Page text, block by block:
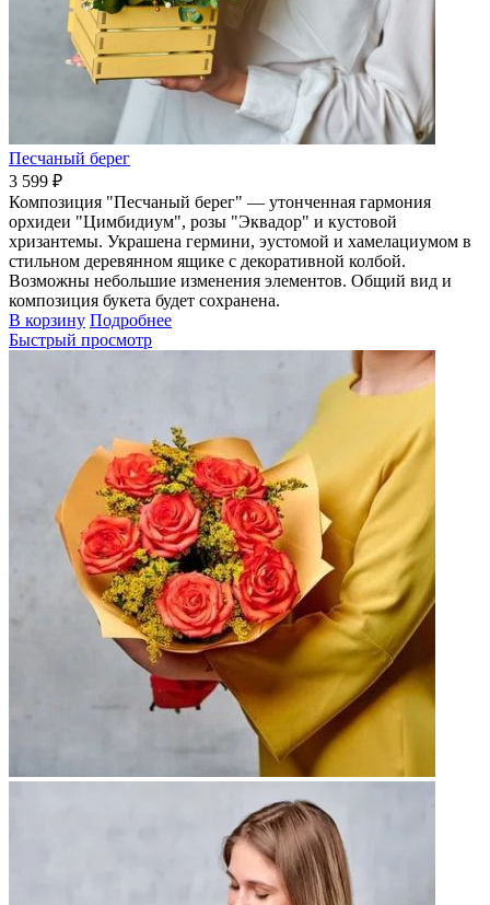
Песчаный берег
3 599 ₽
Композиция "Песчаный берег" — утонченная гармония
орхидеи "Цимбидиум", розы "Эквадор" и кустовой
хризантемы. Украшена гермини, эустомой и хамелациумом в
стильном деревянном ящике с декоративной колбой.
Возможны небольшие изменения элементов. Общий вид и
композиция букета будет сохранена.
В корзину Подробнее
Быстрый просмотр